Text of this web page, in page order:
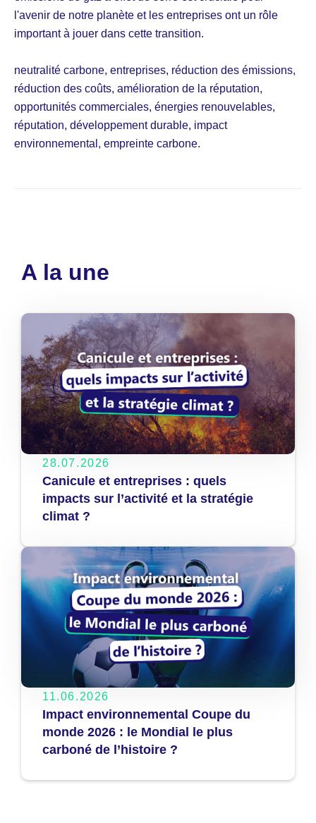
l'avenir de notre planète et les entreprises ont un rôle
important à jouer dans cette transition.
neutralité carbone, entreprises, réduction des émissions,
réduction des coûts, amélioration de la réputation,
opportunités commerciales, énergies renouvelables,
réputation, développement durable, impact
environnemental, empreinte carbone.
A la une
28.07.2026
Canicule et entreprises : quels
impacts sur l’activité et la stratégie
climat ?
11.06.2026
Impact environnemental Coupe du
monde 2026 : le Mondial le plus
carboné de l’histoire ?